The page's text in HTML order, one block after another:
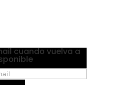
cuando vuelva a